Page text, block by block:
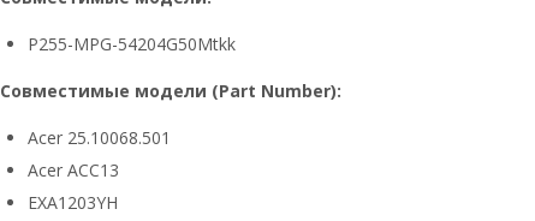
P255-MPG-54204G50Mtkk
Совместимые модели (Part Number):
Acer 25.10068.501
Acer ACC13
EXA1203YH